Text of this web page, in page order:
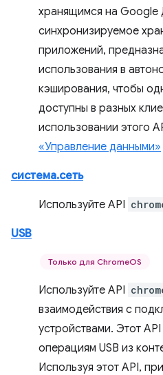
хранящимся на Google
синхронизируемое
приложений,
использования в
кэширования, чтобы
доступны в разных
использовании этого
«Управление данными»
система.сеть
Используйте API
USB
Только для ChromeOS
Используйте API
взаимодействия с
устройствами. Этот
операциям USB из
Используя этот API,